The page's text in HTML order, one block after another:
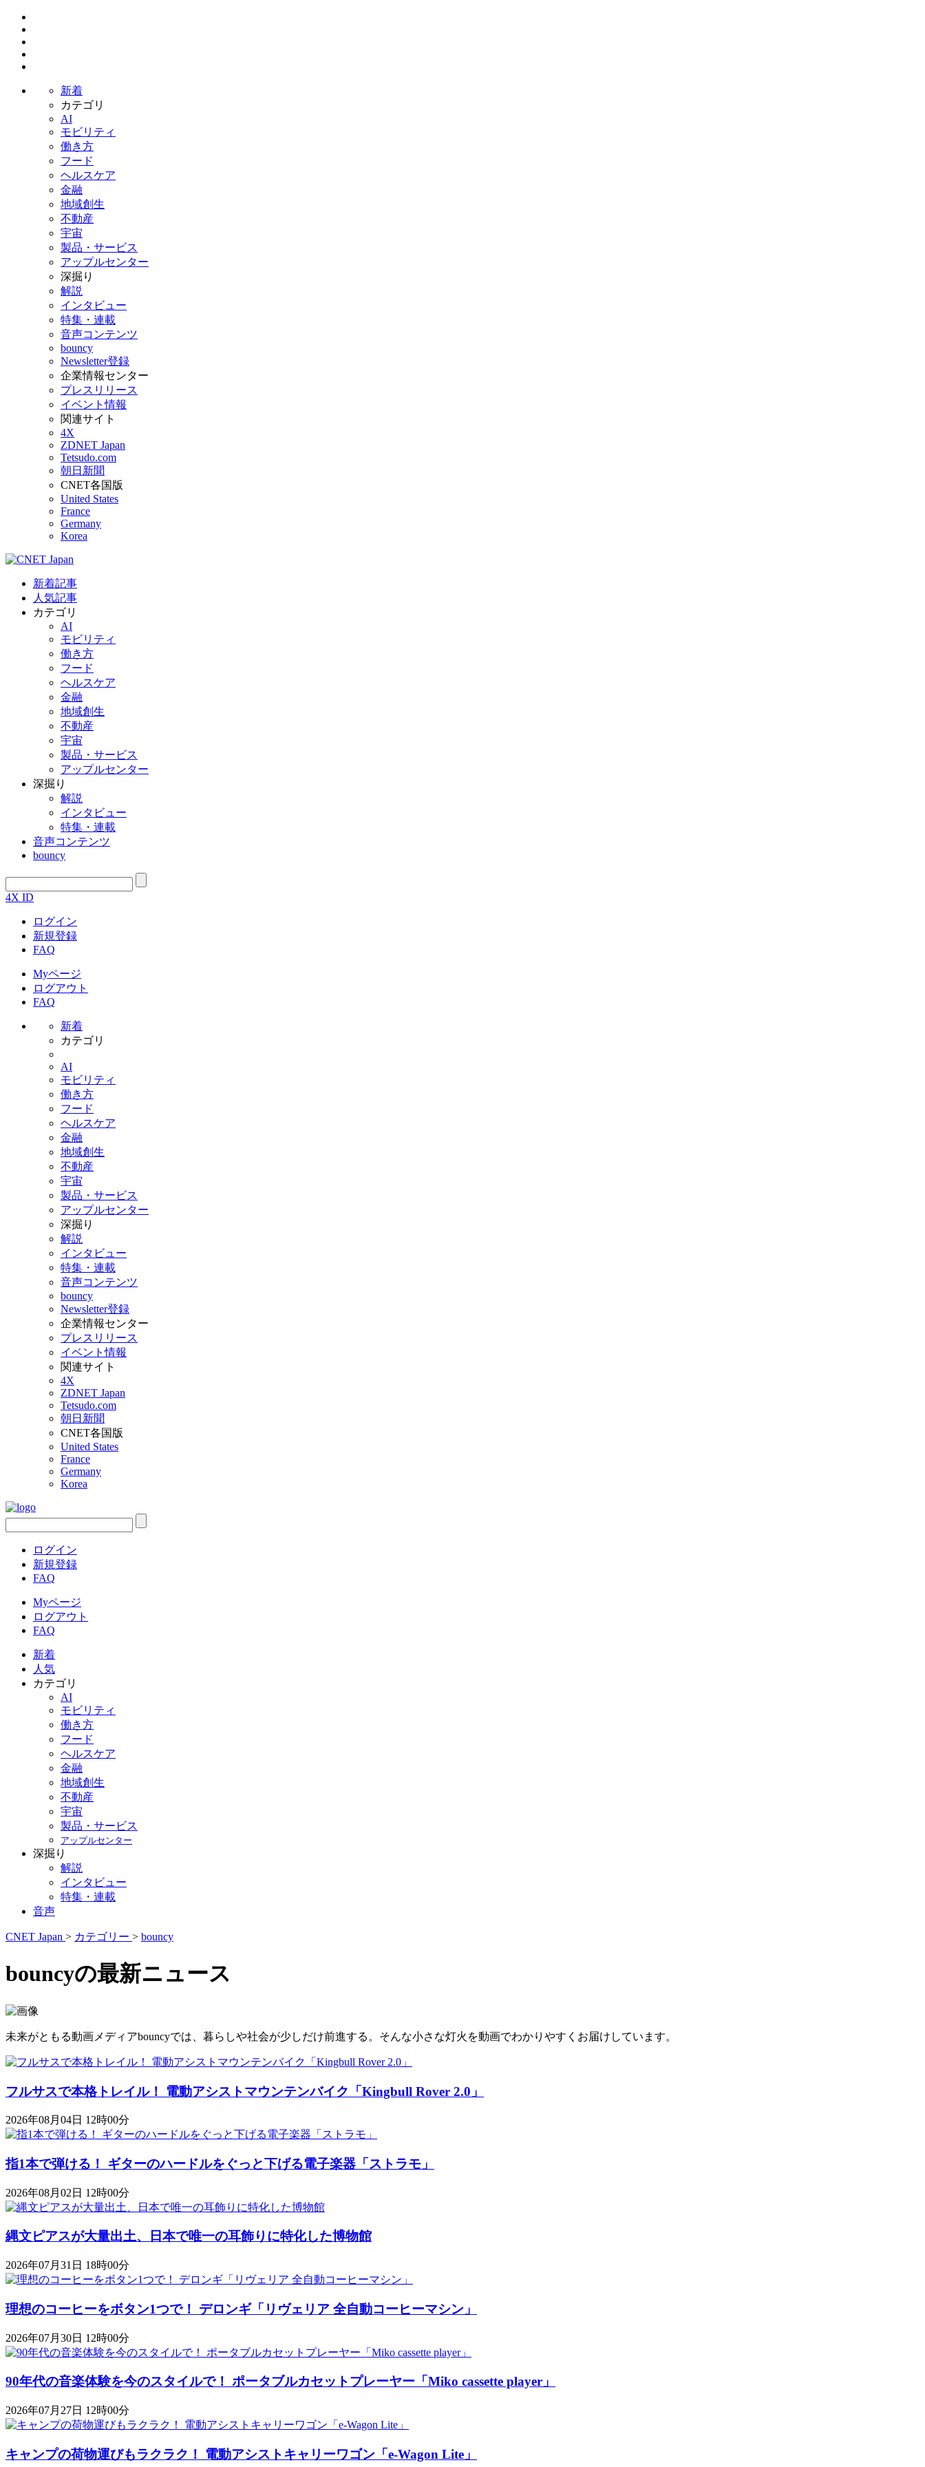
新着
カテゴリ
AI
モビリティ
働き方
フード
ヘルスケア
金融
地域創生
不動産
宇宙
製品・サービス
アップルセンター
深掘り
解説
インタビュー
特集・連載
音声コンテンツ
bouncy
Newsletter登録
企業情報センター
プレスリリース
イベント情報
関連サイト
4X
ZDNET Japan
Tetsudo.com
朝日新聞
CNET各国版
United States
France
Germany
Korea
新着記事
人気記事
カテゴリ
AI
モビリティ
働き方
フード
ヘルスケア
金融
地域創生
不動産
宇宙
製品・サービス
アップルセンター
深掘り
解説
インタビュー
特集・連載
音声コンテンツ
bouncy
4X ID
ログイン
新規登録
FAQ
Myページ
ログアウト
FAQ
新着
カテゴリ
AI
モビリティ
働き方
フード
ヘルスケア
金融
地域創生
不動産
宇宙
製品・サービス
アップルセンター
深掘り
解説
インタビュー
特集・連載
音声コンテンツ
bouncy
Newsletter登録
企業情報センター
プレスリリース
イベント情報
関連サイト
4X
ZDNET Japan
Tetsudo.com
朝日新聞
CNET各国版
United States
France
Germany
Korea
ログイン
新規登録
FAQ
Myページ
ログアウト
FAQ
新着
人気
カテゴリ
AI
モビリティ
働き方
フード
ヘルスケア
金融
地域創生
不動産
宇宙
製品・サービス
アップルセンター
深掘り
解説
インタビュー
特集・連載
音声
CNET Japan > カテゴリー > bouncy
bouncyの最新ニュース
未来がともる動画メディアbouncyでは、暮らしや社会が少しだけ前進する。そんな小さな灯火を動画でわかりやすくお届けしています。
フルサスで本格トレイル！ 電動アシストマウンテンバイク「Kingbull Rover 2.0」
2026年08月04日 12時00分
指1本で弾ける！ ギターのハードルをぐっと下げる電子楽器「ストラモ」
2026年08月02日 12時00分
縄文ピアスが大量出土、日本で唯一の耳飾りに特化した博物館
2026年07月31日 18時00分
理想のコーヒーをボタン1つで！ デロンギ「リヴェリア 全自動コーヒーマシン」
2026年07月30日 12時00分
90年代の音楽体験を今のスタイルで！ ポータブルカセットプレーヤー「Miko cassette player」
2026年07月27日 12時00分
キャンプの荷物運びもラクラク！ 電動アシストキャリーワゴン「​​e-Wagon Lite」